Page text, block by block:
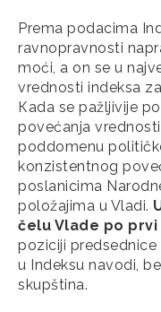
Prema podacima
ravnopravnosti
moći, a on se u
vrednosti indeksa
Кada se pažljivije
povećanja
poddomenu
konzistentnog
poslanicima
položajima u Vladi.
čelu Vlade po prvi
poziciji predsednice
u Indeksu navodi,
skupština.